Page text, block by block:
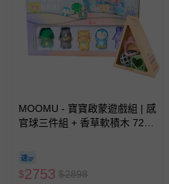
MOOMU - 寶寶啟蒙遊戲組 | 感
官球三件組 + 香草軟積木 72p
$2753 $2898